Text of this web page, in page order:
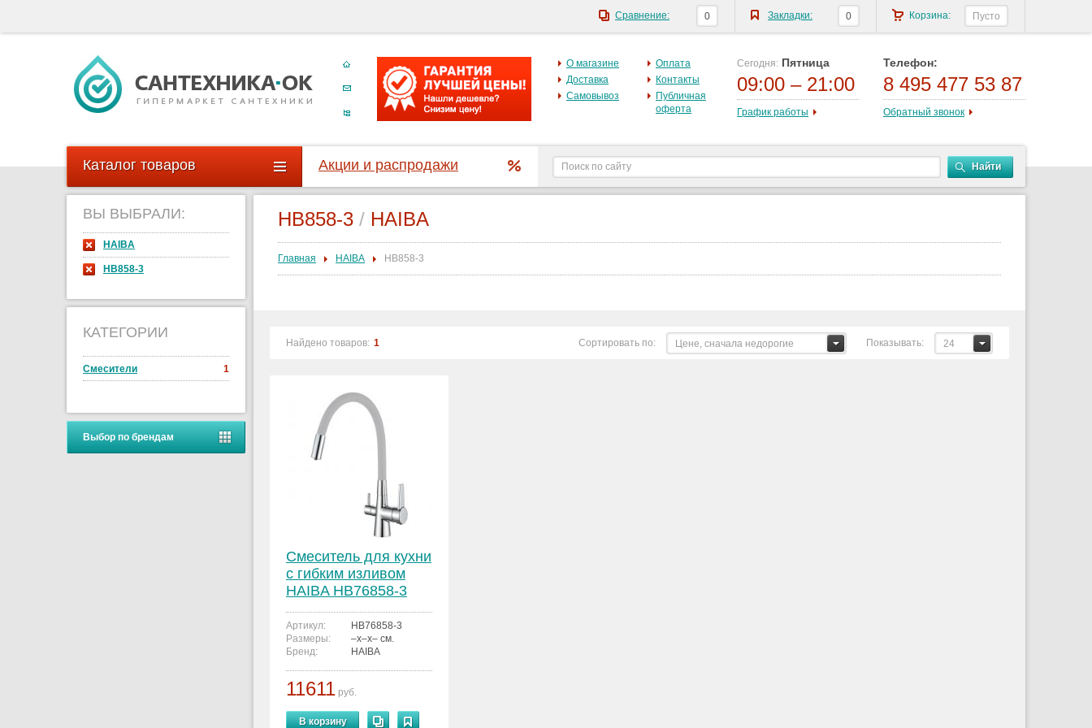
О магазине
Доставка
Самовывоз
Оплата
Контакты
Публичная
оферта
Сегодня: Пятница
09:00 – 21:00
График работы
Телефон:
8 495 477 53 87
Обратный звонок
Каталог товаров Акции и распродажи Найти
ВЫ ВЫБРАЛИ:
HAIBA
HB858-3
КАТЕГОРИИ
1
Смесители
Выбор по брендам
HB858-3 / HAIBA
Главная HAIBA HB858-3
Найдено товаров: 1 Показывать: 24
Сортировать по: Цене, сначала недорогие
Смеситель для кухни
с гибким изливом
HAIBA HB76858-3
Артикул:
HB76858-3
Размеры:
–x–x– см.
Бренд:
HAIBA
11611 руб.
В корзину
Корзина: Пусто
Закладки: 0
Сравнение: 0